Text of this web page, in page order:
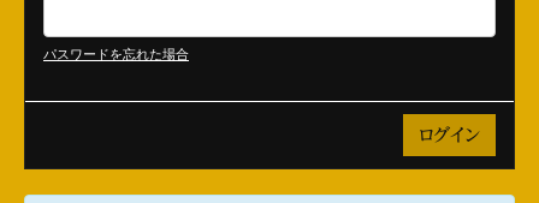
パスワードを忘れた場合